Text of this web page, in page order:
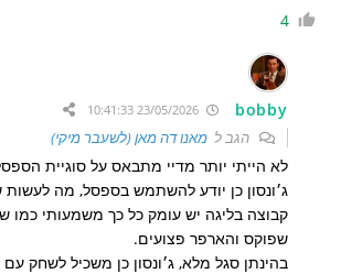
4
bobby
הגב למאנו דה מאן (לשעבר מיקי)
לא הייתי יותר מדיי מתבאס על סוגיית
ג׳ונסון כן יודע להשתמש בספסל, מה
קבוצה בליגה יש עומק כל כך משמעותי כמו
שפוקס והארפר פצועים.